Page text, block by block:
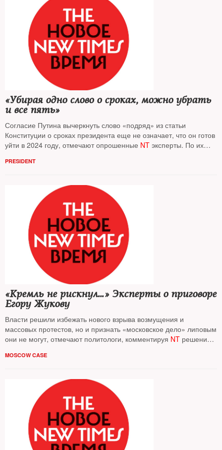
«Убирая одно слово о сроках, можно убрать
и все пять»
Согласие Путина вычеркнуть слово «подряд» из статьи
Конституции о сроках президента еще не означает, что он готов
уйти в 2024 году, отмечают опрошенные NT эксперты. По их
продемонстрировал
PRESIDENT
«Кремль не рискнул…» Эксперты о приговоре
Егору Жукову
Власти решили избежать нового взрыва возмущения и
массовых протестов, но и признать «московское дело» липовым
они не могут, отмечают политологи, комментируя NT решение
MOSCOW CASE